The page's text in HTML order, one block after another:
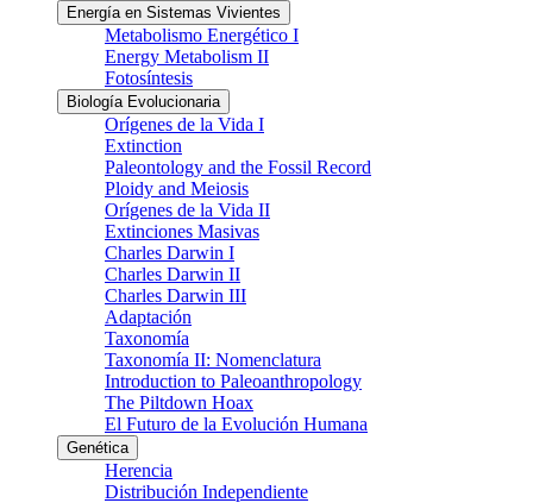
Energía en Sistemas Vivientes
Metabolismo Energético I
Energy Metabolism II
Fotosíntesis
Biología Evolucionaria
Orígenes de la Vida I
Extinction
Paleontology and the Fossil Record
Ploidy and Meiosis
Orígenes de la Vida II
Extinciones Masivas
Charles Darwin I
Charles Darwin II
Charles Darwin III
Adaptación
Taxonomía
Taxonomía II: Nomenclatura
Introduction to Paleoanthropology
The Piltdown Hoax
El Futuro de la Evolución Humana
Genética
Herencia
Distribución Independiente